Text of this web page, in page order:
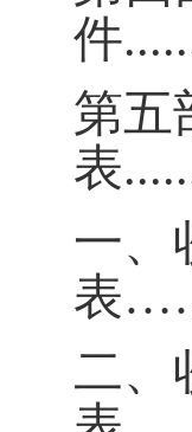
件
第五
表
一、
表
二、